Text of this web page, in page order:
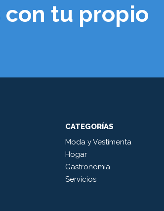
con tu propio
CATEGORÍAS
Moda y Vestimenta
Hogar
Gastronomía
Servicios